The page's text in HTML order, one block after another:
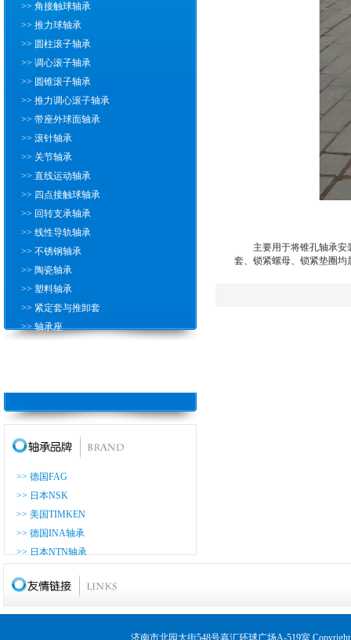
>> 角接触球轴承
>> 推力球轴承
>> 圆柱滚子轴承
>> 调心滚子轴承
>> 圆锥滚子轴承
>> 推力调心滚子轴承
>> 带座外球面轴承
>> 滚针轴承
>> 关节轴承
>> 直线运动轴承
>> 四点接触球轴承
>> 回转支承轴承
>> 线性导轨轴承
>> 不锈钢轴承
>> 陶瓷轴承
>> 塑料轴承
>> 紧定套与推卸套
>> 轴承座
>> 德国FAG
>> 日本NSK
>> 美国TIMKEN
>> 德国INA轴承
>> 日本NTN轴承
>> 日本NACHI轴承
主要用于将锥孔轴承
套、锁紧螺母、锁紧垫圈
济南市北园大街548号嘉汇环球广场A-519室